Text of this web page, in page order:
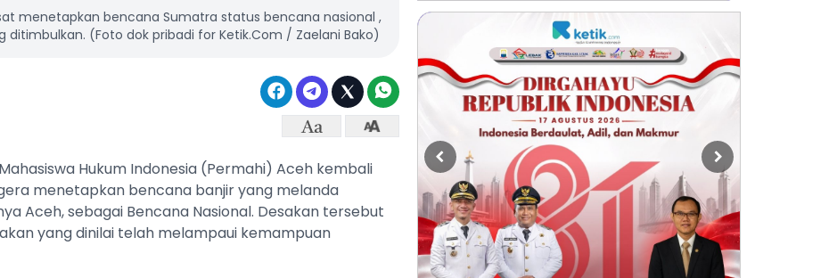
menetapkan bencana Sumatra status bencana nasional ,
(Foto dok pribadi for Ketik.Com / Zaelani Bako)
Hukum Indonesia (Permahi) Aceh kembali
menetapkan bencana banjir yang melanda
Aceh, sebagai Bencana Nasional. Desakan tersebut
yang dinilai telah melampaui kemampuan